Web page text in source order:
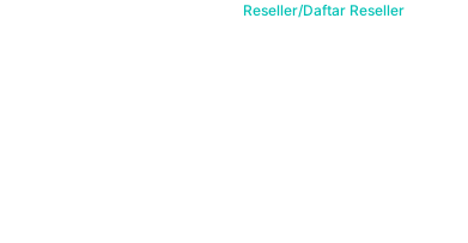
Reseller/Daftar Reseller